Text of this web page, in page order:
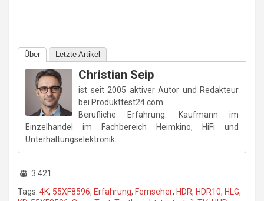
Über Letzte Artikel
Christian Seip
ist seit 2005 aktiver Autor und Redakteur
bei Produkttest24.com
Berufliche Erfahrung: Kaufmann im
Einzelhandel im Fachbereich Heimkino, HiFi und
Unterhaltungselektronik.
3.421
Tags: 4K, 55XF8596, Erfahrung, Fernseher, HDR, HDR10, HLG,